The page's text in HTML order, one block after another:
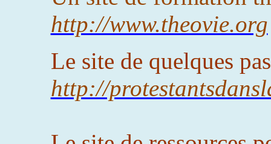
http://www.theovie.org
Le site de quelques
http://